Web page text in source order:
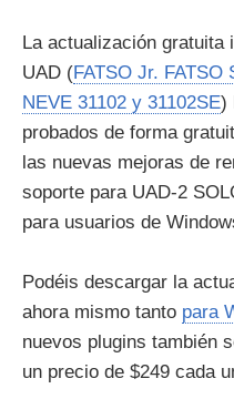
La actualización gratuita
UAD (FATSO Jr. FATSO
NEVE 31102 y 31102SE)
probados de forma
las nuevas mejoras de
soporte para UAD-2
para usuarios de
Podéis descargar la
ahora mismo tanto para
nuevos plugins también
un precio de $249 cada